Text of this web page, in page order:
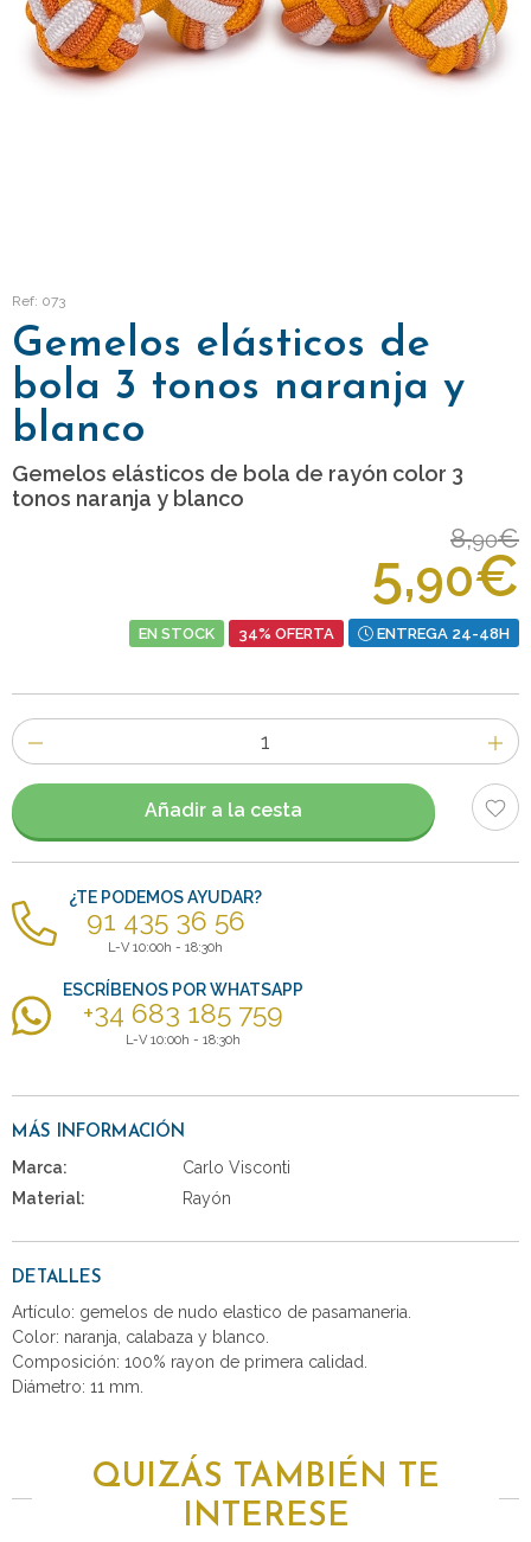
Ref: 073
Gemelos elásticos de
bola 3 tonos naranja y
blanco
Gemelos elásticos de bola de rayón color 3
tonos naranja y blanco
8,90€
5,90€
EN STOCK 34% OFERTA ENTREGA 24-48H
Número
de
artículos
Añadir a la cesta
¿TE PODEMOS AYUDAR?
91 435 36 56
L-V 10:00h - 18:30h
ESCRÍBENOS POR WHATSAPP
+34 683 185 759
L-V 10:00h - 18:30h
MÁS INFORMACIÓN
Marca:
Carlo Visconti
Material:
Rayón
DETALLES
Artículo: gemelos de nudo elastico de pasamaneria.
Color: naranja, calabaza y blanco.
Composición: 100% rayon de primera calidad.
Diámetro: 11 mm.
QUIZÁS TAMBIÉN TE
INTERESE